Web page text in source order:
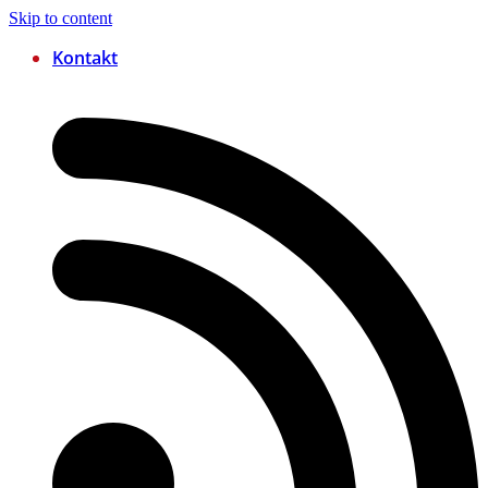
Skip to content
Kontakt